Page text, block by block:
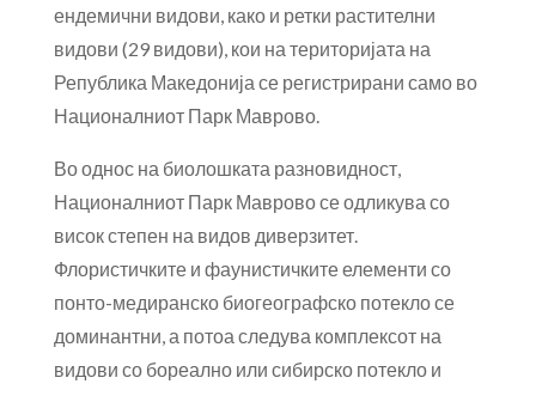
ендемични видови, како и ретки растителни
видови (29 видови), кои на територијата на
Република Македонија се регистрирани само во
Националниот Парк Маврово.
Во однос на биолошката разновидност,
Националниот Парк Маврово се одликува со
висок степен на видов диверзитет.
Флористичките и фаунистичките елементи со
понто-медиранско биогеографско потекло се
доминантни, а потоа следува комплексот на
видови со бореално или сибирско потекло и